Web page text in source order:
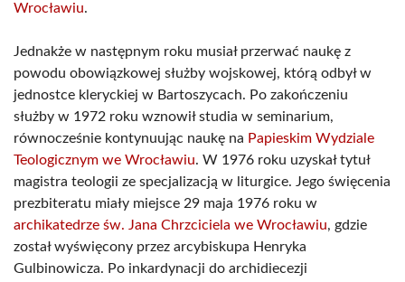
Wrocławiu.
Jednakże w następnym roku musiał przerwać naukę z
powodu obowiązkowej służby wojskowej, którą odbył w
jednostce kleryckiej w Bartoszycach. Po zakończeniu
służby w 1972 roku wznowił studia w seminarium,
równocześnie kontynuując naukę na Papieskim Wydziale
Teologicznym we Wrocławiu. W 1976 roku uzyskał tytuł
magistra teologii ze specjalizacją w liturgice. Jego święcenia
prezbiteratu miały miejsce 29 maja 1976 roku w
archikatedrze św. Jana Chrzciciela we Wrocławiu, gdzie
został wyświęcony przez arcybiskupa Henryka
Gulbinowicza. Po inkardynacji do archidiecezji